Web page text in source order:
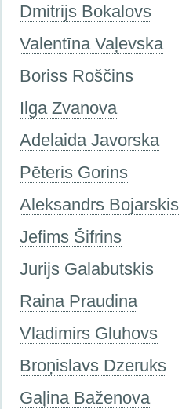
Dmitrijs Bokalovs
Valentīna Vaļevska
Boriss Roščins
Ilga Zvanova
Adelaida Javorska
Pēteris Gorins
Aleksandrs Bojarskis
Jefims Šifrins
Jurijs Galabutskis
Raina Praudina
Vladimirs Gluhovs
Broņislavs Dzeruks
Gaļina Baženova